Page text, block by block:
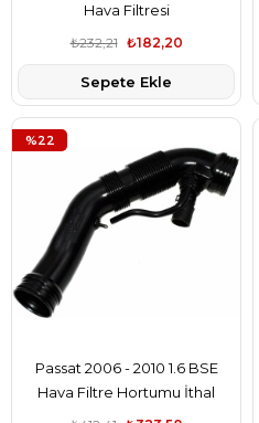
Hava Filtresi
₺182,20
₺232,21
Sepete Ekle
Passat 2006 - 2010 1.6 BSE
Hava Filtre Hortumu İthal
Marka
%22